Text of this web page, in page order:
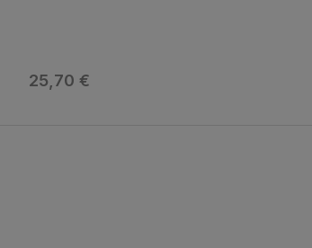
Regulärer Preis:
25,70 €